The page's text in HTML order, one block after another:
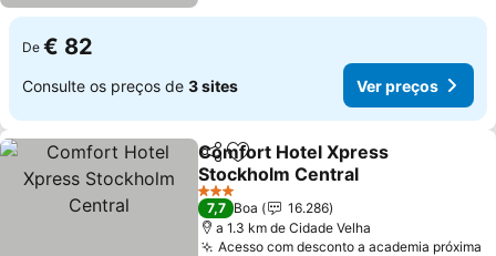
De € 82
Consulte os preços de 3 sites Ver preços
PartilharAdicionar aos favoritos
Comfort Hotel Xpress
Stockholm Central
3 Estrelas
7,7 Boa
16.286
a 1.3 km de Cidade Velha
Acesso com desconto a academia próxima